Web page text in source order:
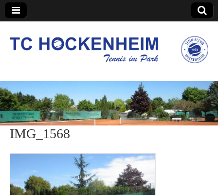
TC Hockenheim
IMG_1568